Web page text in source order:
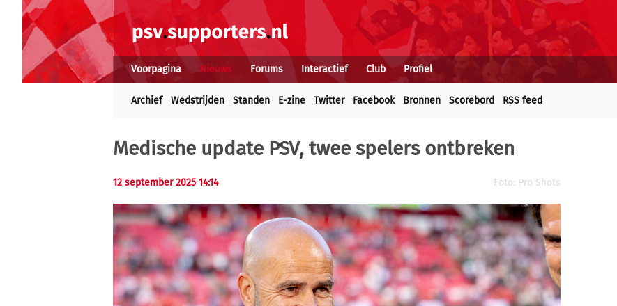
Voorpagina Nieuws Forums Interactief Club Profiel
Archief Wedstrijden Standen E-zine Twitter Facebook Bronnen Scorebord RSS feed
Medische update PSV, twee spelers ontbreken
12 september 2025 14:14 Foto: Pro Shots